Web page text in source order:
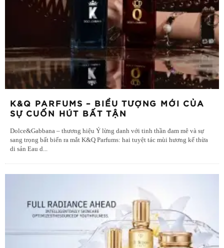
K&Q PARFUMS – BIỂU TƯỢNG MỚI CỦA
SỰ CUỐN HÚT BẤT TẬN
Dolce&Gabbana – thương hiệu Ý lừng danh với tinh thần đam mê và sự
sang trọng bất biến ra mắt K&Q Parfums: hai tuyệt tác mùi hương kế thừa
di sản Eau d...